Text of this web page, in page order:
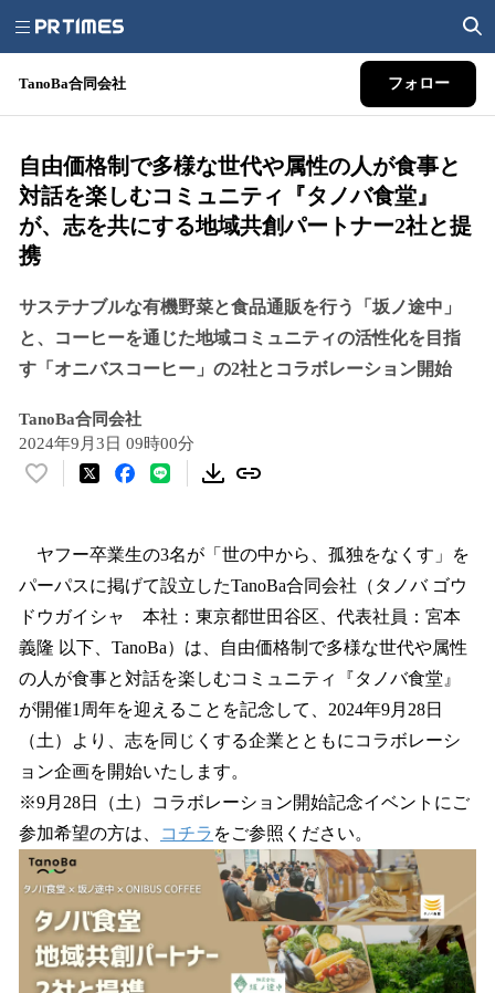
TanoBa合同会社 フォロー
自由価格制で多様な世代や属性の人が食事と
対話を楽しむコミュニティ『タノバ食堂』
が、志を共にする地域共創パートナー2社と提
携
サステナブルな有機野菜と食品通販を行う「坂ノ途中」
と、コーヒーを通じた地域コミュニティの活性化を目指
す「オニバスコーヒー」の2社とコラボレーション開始
TanoBa合同会社
2024年9月3日 09時00分
い
！
数
読
み
込
み
中
で
す
ヤフー卒業生の3名が「世の中から、孤独をなくす」を
パーパスに掲げて設立したTanoBa合同会社（タノバ ゴウ
ドウガイシャ 本社：東京都世田谷区、代表社員：宮本
義隆 以下、TanoBa）は、自由価格制で多様な世代や属性
の人が食事と対話を楽しむコミュニティ『タノバ食堂』
が開催1周年を迎えることを記念して、2024年9月28日
（土）より、志を同じくする企業とともにコラボレーシ
ョン企画を開始いたします。
※9月28日（土）コラボレーション開始記念イベントにご
参加希望の方は、
コチラ をご参照ください。